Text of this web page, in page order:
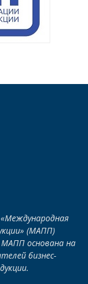
«Международная
(МАПП)
МАПП основана на
бизнес-